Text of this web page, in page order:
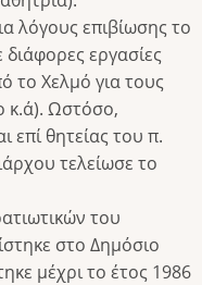
λόγους επιβίωσης το
εργασίες
το Χελμό για τους
κ.ά). Ωστόσο,
επί θητείας του π.
τελείωσε το
του
στο Δημόσιο
μέχρι το έτος 1986